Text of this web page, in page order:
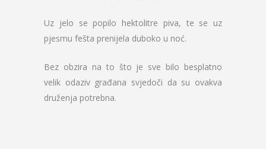
Uz jelo se popilo hektolitre piva, te se uz
pjesmu fešta prenijela duboko u noć.
Bez obzira na to što je sve bilo besplatno
velik odaziv građana svjedoči da su ovakva
druženja potrebna.